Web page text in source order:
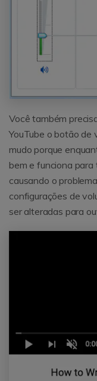
Você também
YouTube o botão de
mudo porque
bem e funciona
causando o
configurações de
ser alteradas para